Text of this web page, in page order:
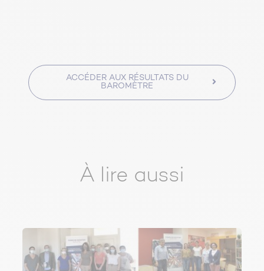
ACCÉDER AUX RÉSULTATS DU
BAROMÈTRE
À lire aussi